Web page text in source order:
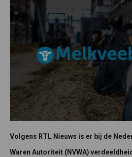
Volgens RTL Nieuws is er bij de
Waren Autoriteit (NVWA)